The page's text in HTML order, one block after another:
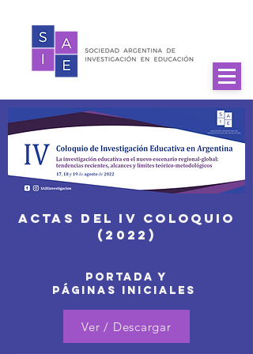
Actas del IV Coloquio
(2022)
portada Y
PÁGINAS INICIALES
Ver / Descargar